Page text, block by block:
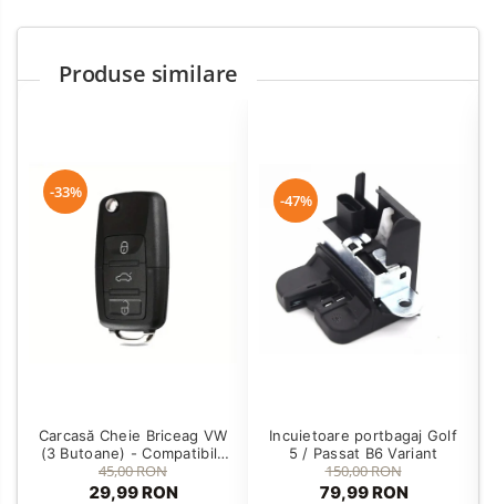
Produse similare
-33%
Carcasă Cheie Briceag VW
(3 Butoane) - Compatibilă
Golf 5, Jetta, Touran etc
45,00 RON
29,99 RON
-47%
Incuietoare portbagaj Golf
5 / Passat B6 Variant
150,00 RON
79,99 RON